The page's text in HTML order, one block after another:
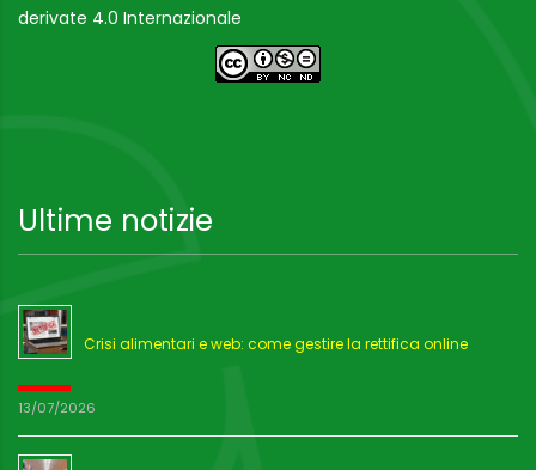
derivate 4.0 Internazionale
Ultime notizie
Crisi alimentari e web: come gestire la rettifica online
13/07/2026